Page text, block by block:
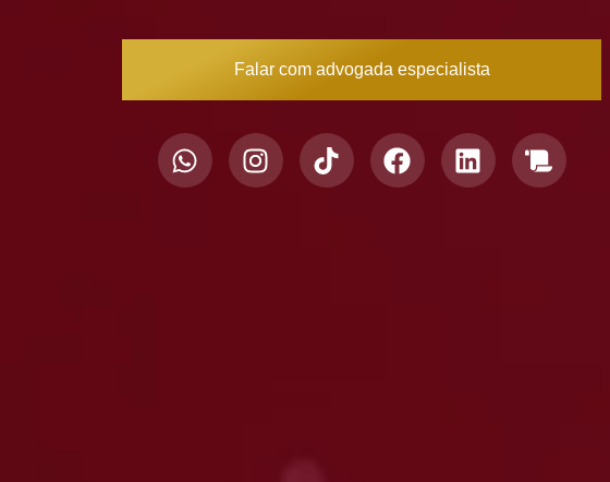
Falar com advogada especialista